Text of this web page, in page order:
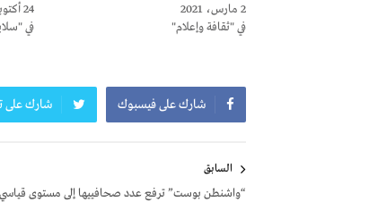
2 مارس، 2021
في "ثقافة وإعلام"
24 أكتوبر، 2024
في
شارك على فيسبوك شارك على
المقالات
السابق
“واشنطن بوست” ترفع عدد صحافييها إلى مستوى قياسي